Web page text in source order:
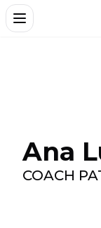
Alternar Menu
Ana
COACH